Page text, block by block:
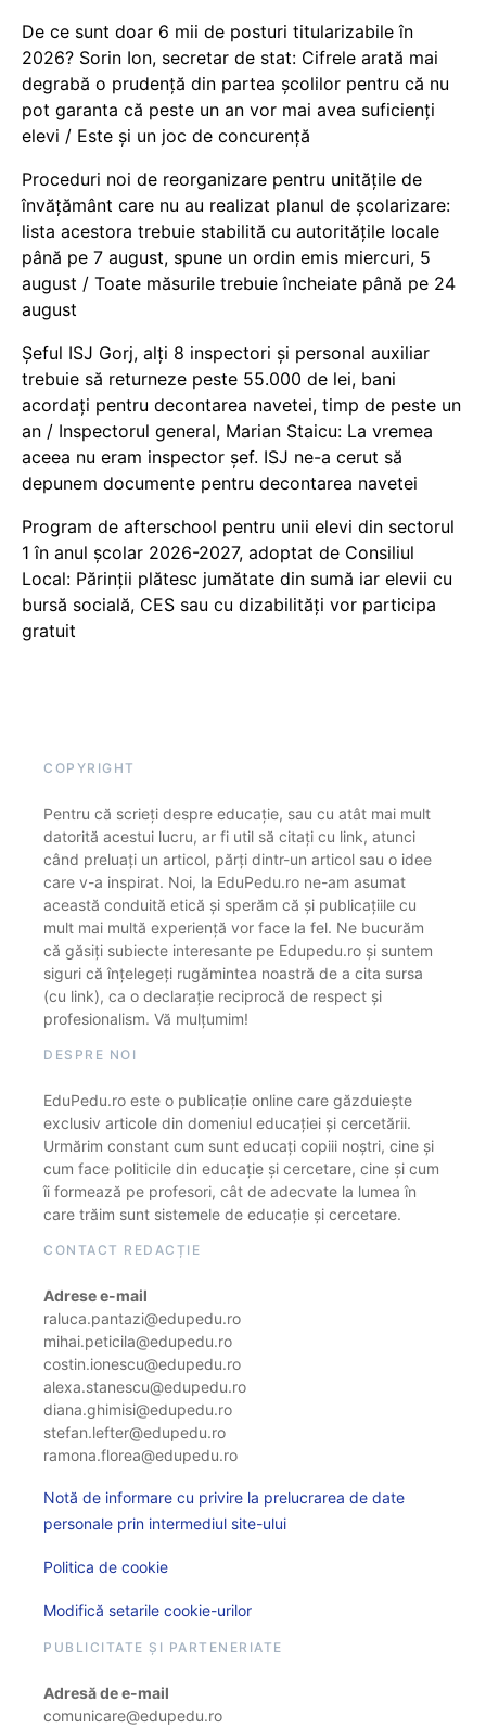
De ce sunt doar 6 mii de posturi titularizabile în
2026? Sorin Ion, secretar de stat: Cifrele arată mai
degrabă o prudență din partea școlilor pentru că nu
pot garanta că peste un an vor mai avea suficienți
elevi / Este și un joc de concurență
Proceduri noi de reorganizare pentru unitățile de
învățământ care nu au realizat planul de școlarizare:
lista acestora trebuie stabilită cu autoritățile locale
până pe 7 august, spune un ordin emis miercuri, 5
august / Toate măsurile trebuie încheiate până pe 24
august
Șeful ISJ Gorj, alți 8 inspectori și personal auxiliar
trebuie să returneze peste 55.000 de lei, bani
acordați pentru decontarea navetei, timp de peste un
an / Inspectorul general, Marian Staicu: La vremea
aceea nu eram inspector șef. ISJ ne-a cerut să
depunem documente pentru decontarea navetei
Program de afterschool pentru unii elevi din sectorul
1 în anul școlar 2026-2027, adoptat de Consiliul
Local: Părinții plătesc jumătate din sumă iar elevii cu
bursă socială, CES sau cu dizabilităţi vor participa
gratuit
COPYRIGHT
Pentru că scrieți despre educație, sau cu atât mai mult
datorită acestui lucru, ar fi util să citați cu link, atunci
când preluați un articol, părți dintr-un articol sau o idee
care v-a inspirat. Noi, la EduPedu.ro ne-am asumat
această conduită etică și sperăm că și publicațiile cu
mult mai multă experiență vor face la fel. Ne bucurăm
că găsiți subiecte interesante pe Edupedu.ro și suntem
siguri că înțelegeți rugămintea noastră de a cita sursa
(cu link), ca o declarație reciprocă de respect și
profesionalism. Vă mulțumim!
DESPRE NOI
EduPedu.ro este o publicație online care găzduiește
exclusiv articole din domeniul educației și cercetării.
Urmărim constant cum sunt educați copiii noștri, cine și
cum face politicile din educație și cercetare, cine și cum
îi formează pe profesori, cât de adecvate la lumea în
care trăim sunt sistemele de educație și cercetare.
CONTACT REDACȚIE
Adrese e-mail
raluca.pantazi@edupedu.ro
mihai.peticila@edupedu.ro
costin.ionescu@edupedu.ro
alexa.stanescu@edupedu.ro
diana.ghimisi@edupedu.ro
stefan.lefter@edupedu.ro
ramona.florea@edupedu.ro
Notă de informare cu privire la prelucrarea de date
personale prin intermediul site-ului
Politica de cookie
Modifică setarile cookie-urilor
PUBLICITATE ȘI PARTENERIATE
Adresă de e-mail
comunicare@edupedu.ro